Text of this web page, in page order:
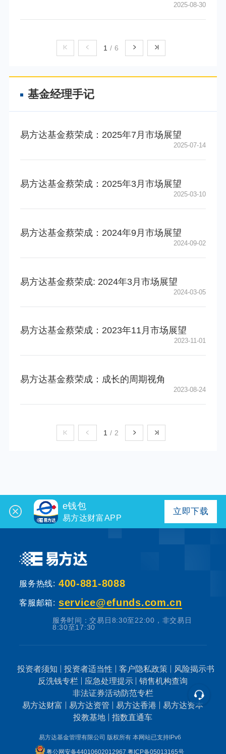
2025-08-30
1 / 6
基金经理手记
易方达基金蔡荣成：2025年7月市场展望
2025-07-14
易方达基金蔡荣成：2025年3月市场展望
2025-03-10
易方达基金蔡荣成：2024年9月市场展望
2024-09-02
易方达基金蔡荣成: 2024年3月市场展望
2024-03-05
易方达基金蔡荣成：2023年11月市场展望
2023-11-01
易方达基金蔡荣成：成长的周期视角
2023-08-24
1 / 2
e钱包
易方达财富APP
立即下载
服务热线: 400-881-8088
客服邮箱: service@efunds.com.cn
服务时间：交易日8:30至22:00，非交易日
8:30至17:30
投资者须知 投资者适当性 客户隐私政策
风险揭示书
反洗钱专栏
应急处理提示
销售机构查询
非法证券活动防范专栏
易方达财富
易方达资管 易方达香港
易方达资本
投教基地
指数直通车
易方达基金管理有限公司 版权所有 本网站已支持IPv6
粤公网安备44010602012967粤ICP备05013165号